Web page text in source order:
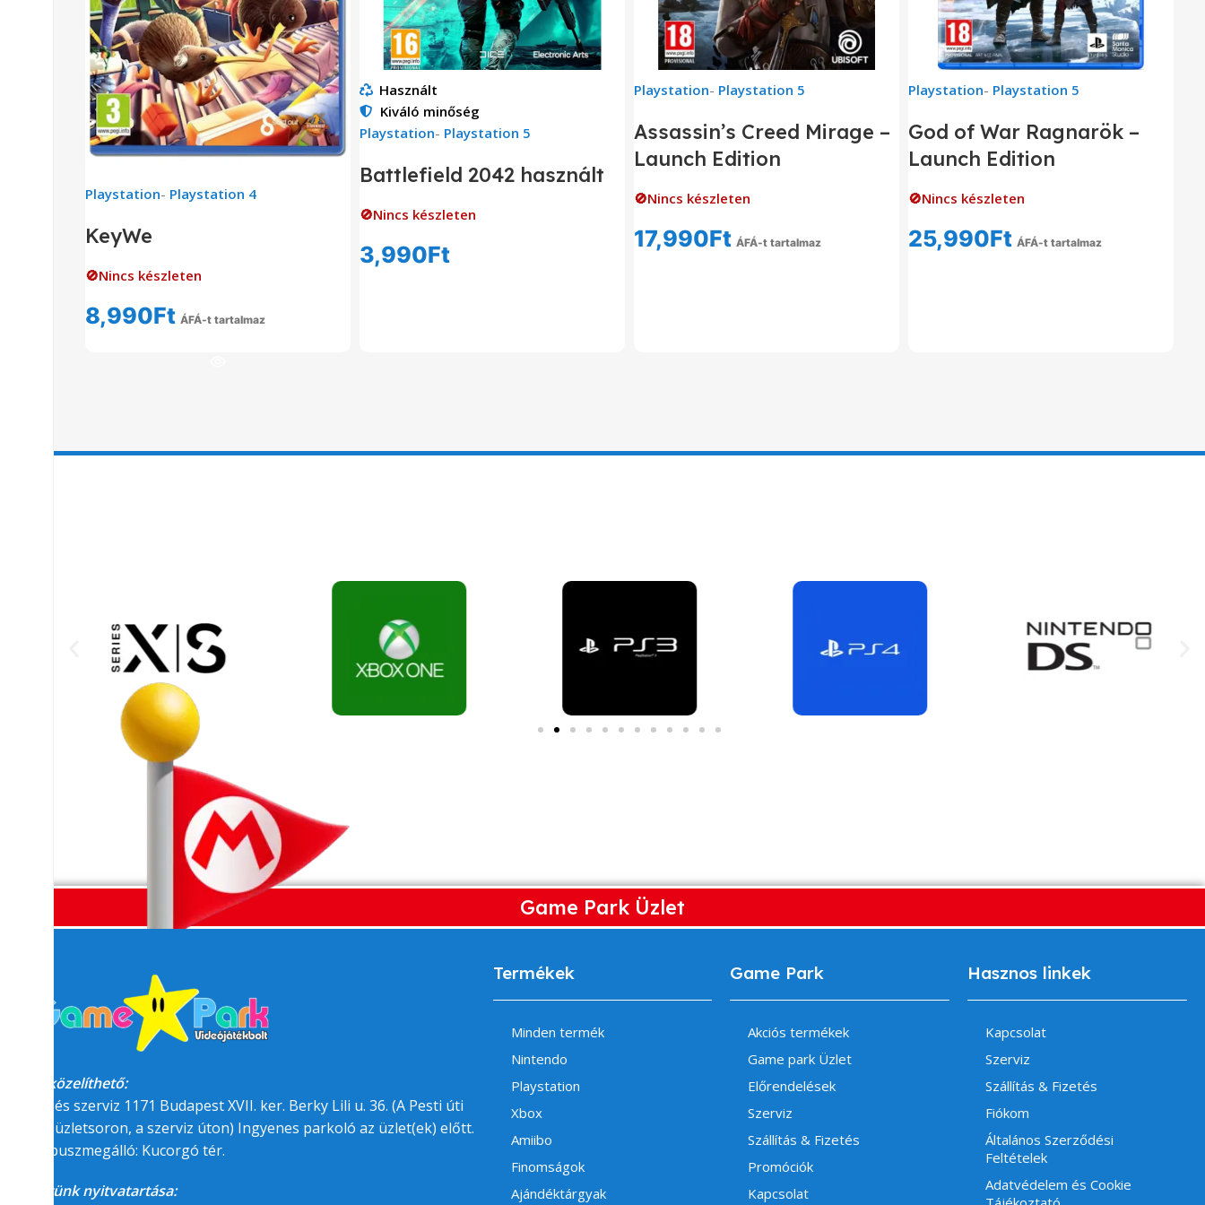
Playstation- Playstation 4
KeyWe
🚫Nincs készleten
8,990Ft ÁFÁ-t tartalmaz
Használt
Kiváló minőség
Playstation- Playstation 5
Battlefield 2042 használt
🚫Nincs készleten
3,990Ft
Playstation- Playstation 5
Assassin’s Creed Mirage –
Launch Edition
🚫Nincs készleten
17,990Ft ÁFÁ-t tartalmaz
Playstation- Playstation 5
God of War Ragnarök –
Launch Edition
🚫Nincs készleten
25,990Ft ÁFÁ-t tartalmaz
Game Park Üzlet
Megközelíthető:
üzlet és szerviz 1171 Budapest XVII. ker. Berky Lili u. 36. (A Pesti úti
felőli üzletsoron, a szerviz úton) Ingyenes parkoló az üzlet(ek) előtt.
BKK buszmegálló: Kucorgó tér.
Üzletünk nyitvatartása:
Termékek
Minden termék
Nintendo
Playstation
Xbox
Amiibo
Finomságok
Ajándéktárgyak
Game Park
Akciós termékek
Game park Üzlet
Előrendelések
Szerviz
Szállítás & Fizetés
Promóciók
Kapcsolat
Hasznos linkek
Kapcsolat
Szerviz
Szállítás & Fizetés
Fiókom
Általános Szerződési
Feltételek
Adatvédelem és Cookie